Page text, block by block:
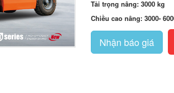
Tải trọng nâng: 3000 kg
Chiều cao nâng: 3000-
Nhận báo giá